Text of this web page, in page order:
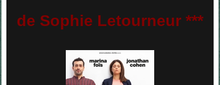
de Sophie Letourneur ***